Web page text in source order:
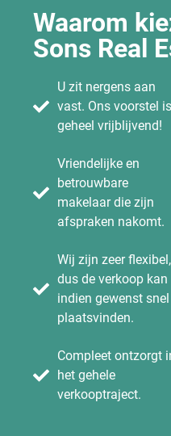
Waarom
Sons Real
U zit nergens aan
vast. Ons voorstel is
geheel vrijblijvend!
Vriendelijke en
betrouwbare
makelaar die zijn
afspraken nakomt.
Wij zijn zeer flexibel,
dus de verkoop kan
indien gewenst snel
plaatsvinden.
Compleet ontzorgt
het gehele
verkooptraject.